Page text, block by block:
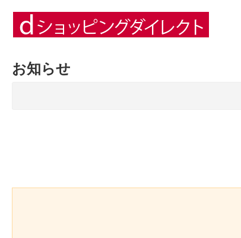
お知らせ